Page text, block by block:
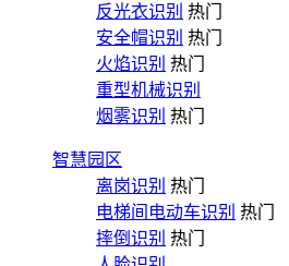
反光衣识别 热门
安全帽识别 热门
火焰识别 热门
重型机械识别
烟雾识别 热门
智慧园区
离岗识别 热门
电梯间电动车识别 热门
摔倒识别 热门